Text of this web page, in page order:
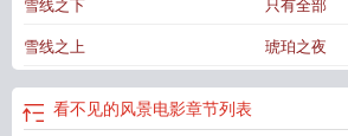
出手——那个五官明媚大气、高挑出众的传奇学姐，
一就作为学生代表参访“定国台”的权贵之女，那个总
园风云人物。人人都说钟晏旎玩世不恭，情人更迭更
得够近的人才看得清——她唇角永远噙着的那点笑意
雪线之下 只有全部
雪线之上 琥珀之夜
看不见的风景电影章节列表